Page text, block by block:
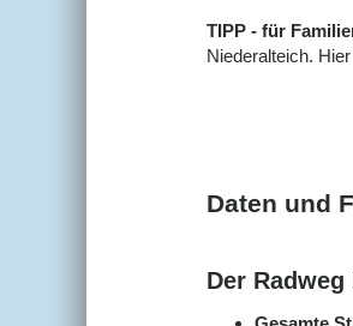
TIPP - für
Niederalteich.
Daten und
Der